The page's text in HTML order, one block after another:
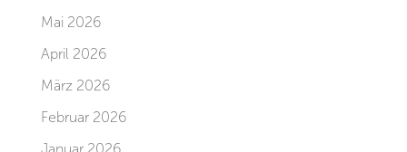
Mai 2026
April 2026
März 2026
Februar 2026